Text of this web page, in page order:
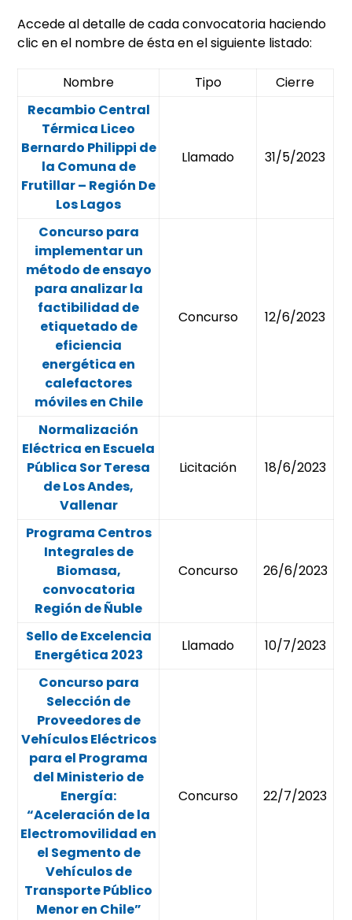
Accede al detalle de cada convocatoria haciendo
clic en el nombre de ésta en el siguiente listado:
Nombre Tipo
Cierre
Recambio Central
Térmica Liceo
Bernardo Philippi de
la Comuna de
Frutillar – Región De
Los Lagos
Llamado 31/5/2023
Concurso para
implementar un
método de ensayo
para analizar la
factibilidad de
etiquetado de
eficiencia
energética en
calefactores
móviles en Chile
Concurso 12/6/2023
Normalización
Eléctrica en Escuela
Pública Sor Teresa
de Los Andes,
Vallenar
Licitación 18/6/2023
Programa Centros
Integrales de
Biomasa,
convocatoria
Región de Ñuble
Concurso 26/6/2023
Sello de Excelencia
Energética 2023
Llamado 10/7/2023
Concurso para
Selección de
Proveedores de
Vehículos Eléctricos
para el Programa
del Ministerio de
Energía:
“Aceleración de la
Electromovilidad en
el Segmento de
Vehículos de
Transporte Público
Menor en Chile”
Concurso 22/7/2023